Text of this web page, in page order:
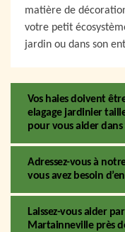
matière de
votre petit
jardin ou dans son
Vos haies doivent
elagage jardinier
pour vous aider
Adressez-vous à
vous avez besoin
Laissez-vous aider
Martainneville près